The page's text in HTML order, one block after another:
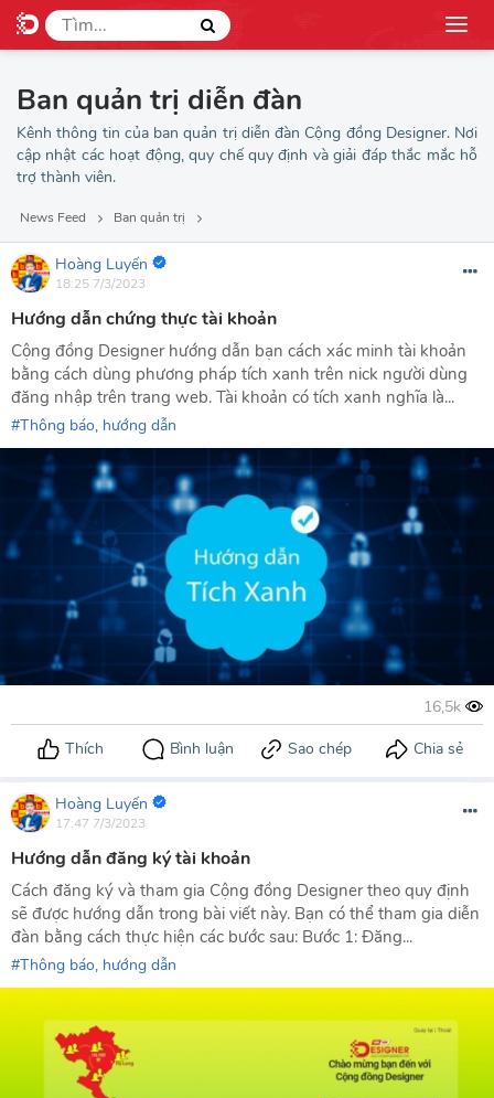
Ban quản trị diễn đàn
Kênh thông tin của ban quản trị diễn đàn Cộng đồng Designer. Nơi
cập nhật các hoạt động, quy chế quy định và giải đáp thắc mắc hỗ
trợ thành viên.
News Feed Ban quản trị
Hoàng Luyến
18:25 7/3/2023
Hướng dẫn chứng thực tài khoản
Cộng đồng Designer hướng dẫn bạn cách xác minh tài khoản
bằng cách dùng phương pháp tích xanh trên nick người dùng
đăng nhập trên trang web. Tài khoản có tích xanh nghĩa là...
Thông báo, hướng dẫn
Hoàng Luyến
17:47 7/3/2023
Hướng dẫn đăng ký tài khoản
Cách đăng ký và tham gia Cộng đồng Designer theo quy định
sẽ được hướng dẫn trong bài viết này. Bạn có thể tham gia diễn
đàn bằng cách thực hiện các bước sau: Bước 1: Đăng...
Thông báo, hướng dẫn